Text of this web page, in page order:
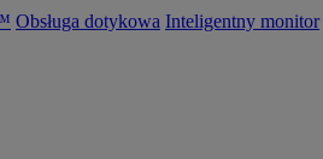
Obsługa dotykowa Inteligentny monitor